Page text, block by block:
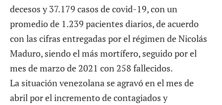
decesos y 37.179 casos de covid-19, con un
promedio de 1.239 pacientes diarios, de acuerdo
con las cifras entregadas por el régimen de Nicolás
Maduro, siendo el más mortífero, seguido por el
mes de marzo de 2021 con 258 fallecidos.
La situación venezolana se agravó en el mes de
abril por el incremento de contagiados y